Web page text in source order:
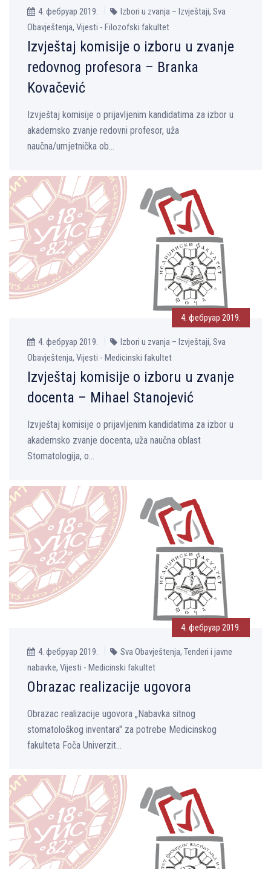
4. фебруар 2019.
Izbori u zvanja – Izvještaji, Sva
Obavještenja, Vijesti - Filozofski fakultet
Izvještaj komisije o izboru u zvanje
redovnog profesora – Branka
Kovačević
Izvještaj komisije o prijavljenim kandidatima za izbor u
akademsko zvanje redovni profesor, uža
naučna/umjetnička ob...
4. фебруар 2019.
4. фебруар 2019.
Izbori u zvanja – Izvještaji, Sva
Obavještenja, Vijesti - Medicinski fakultet
Izvještaj komisije o izboru u zvanje
docenta – Mihael Stanojević
Izvještaj komisije o prijavljenim kandidatima za izbor u
akademsko zvanje docenta, uža naučna oblast
Stomatologija, o...
4. фебруар 2019.
4. фебруар 2019.
Sva Obavještenja, Tenderi i javne
nabavke, Vijesti - Medicinski fakultet
Obrazac realizacije ugovora
Obrazac realizacije ugovora „Nabavka sitnog
stomatološkog inventara" za potrebe Medicinskog
fakulteta Foča Univerzit...